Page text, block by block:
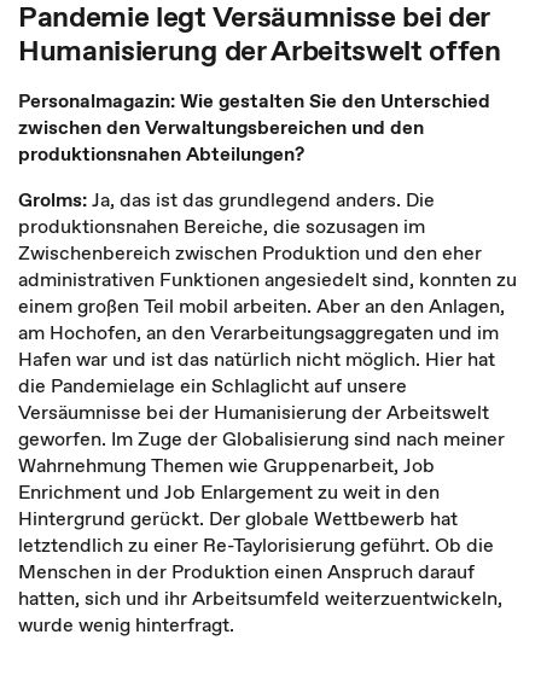
Pandemie legt Versäumnisse bei der
Humanisierung der Arbeitswelt offen
Personalmagazin: Wie gestalten Sie den Unterschied
zwischen den Verwaltungsbereichen und den
produktionsnahen Abteilungen?
Grolms:Ja, das ist das grundlegend anders. Die
produktionsnahen Bereiche, die sozusagen im
Zwischenbereich zwischen Produktion und den eher
administrativen Funktionen angesiedelt sind, konnten zu
einem großen Teil mobil arbeiten. Aber an den Anlagen,
am Hochofen, an den Verarbeitungsaggregaten und im
Hafen war und ist das natürlich nicht möglich. Hier hat
die Pandemielage ein Schlaglicht auf unsere
Versäumnisse bei der Humanisierung der Arbeitswelt
geworfen. Im Zuge der Globalisierung sind nach meiner
Wahrnehmung Themen wie Gruppenarbeit, Job
Enrichment und Job Enlargement zu weit in den
Hintergrund gerückt. Der globale Wettbewerb hat
letztendlich zu einer Re-Taylorisierung geführt. Ob die
Menschen in der Produktion einen Anspruch darauf
hatten, sich und ihr Arbeitsumfeld weiterzuentwickeln,
wurde wenig hinterfragt.